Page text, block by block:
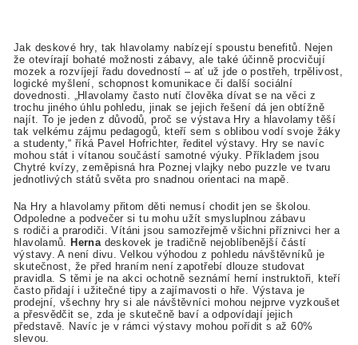
Jak deskové hry, tak hlavolamy nabízejí spoustu benefitů. Nejen
že otevírají bohaté možnosti zábavy, ale také účinně procvičují
mozek a rozvíjejí řadu dovedností – ať už jde o postřeh, trpělivost,
logické myšlení, schopnost komunikace či další sociální
dovednosti. „Hlavolamy často nutí člověka dívat se na věci z
trochu jiného úhlu pohledu, jinak se jejich řešení dá jen obtížně
najít. To je jeden z důvodů, proč se výstava Hry a hlavolamy těší
tak velkému zájmu pedagogů, kteří sem s oblibou vodí svoje žáky
a studenty,“ říká Pavel Hofrichter, ředitel výstavy. Hry se navíc
mohou stát i vítanou součástí samotné výuky. Příkladem jsou
Chytré kvízy, zeměpisná hra Poznej vlajky nebo puzzle ve tvaru
jednotlivých států světa pro snadnou orientaci na mapě.
Na Hry a hlavolamy přitom děti nemusí chodit jen se školou.
Odpoledne a podvečer si tu mohu užít smysluplnou zábavu
s rodiči a prarodiči. Vítáni jsou samozřejmě všichni příznivci her a
hlavolamů.
Herna deskovek je tradičně nejoblíbenější částí
výstavy. A není divu. Velkou výhodou z pohledu návštěvníků je
skutečnost, že před hraním není zapotřebí dlouze studovat
pravidla. S těmi je na akci ochotně seznámí herní instruktoři, kteří
často přidají i užitečné tipy a zajímavosti o hře. Výstava je
prodejní, všechny hry si ale návštěvníci mohou nejprve vyzkoušet
a přesvědčit se, zda je skutečně baví a odpovídají jejich
představě. Navíc je v rámci výstavy mohou pořídit s až 60%
slevou.